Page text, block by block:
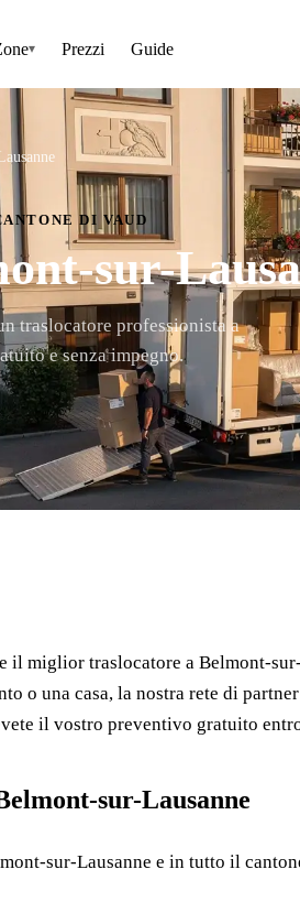
▾ Prezzi Guide
DI VAUD
sur-
traslocatore professionista a
e senza impegno.
il miglior traslocatore a Belmont-
o una casa, la nostra rete di
il vostro preventivo gratuito
sur-Lausanne
sur-Lausanne e in tutto il